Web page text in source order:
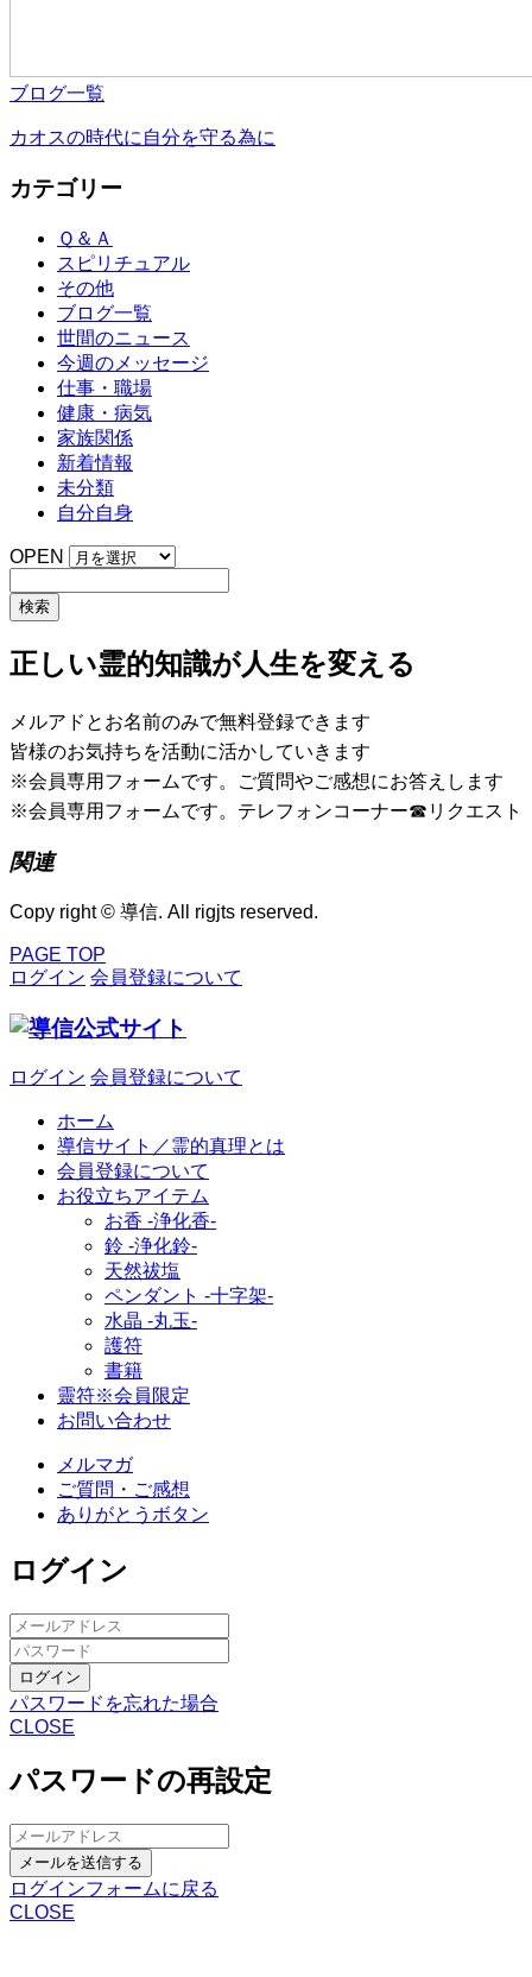
ブログ一覧
カオスの時代に自分を守る為に
カテゴリー
Ｑ＆Ａ
スピリチュアル
その他
ブログ一覧
世間のニュース
今週のメッセージ
仕事・職場
健康・病気
家族関係
新着情報
未分類
自分自身
OPEN
正しい霊的知識が人生を変える
メルアドとお名前のみで無料登録できます
皆様のお気持ちを活動に活かしていきます
※会員専用フォームです。ご質問やご感想にお答えします
※会員専用フォームです。テレフォンコーナー☎リクエスト
関連
Copy right © 導信. All rigjts reserved.
PAGE TOP
ログイン 会員登録について
ログイン 会員登録について
ホーム
導信サイト／霊的真理とは
会員登録について
お役立ちアイテム
お香 ‐浄化香‐
鈴 ‐浄化鈴‐
天然祓塩
ペンダント -十字架-
水晶 -丸玉-
護符
書籍
靈符※会員限定
お問い合わせ
メルマガ
ご質問・ご感想
ありがとうボタン
ログイン
ログイン
パスワードを忘れた場合
CLOSE
パスワードの再設定
メールを送信する
ログインフォームに戻る
CLOSE